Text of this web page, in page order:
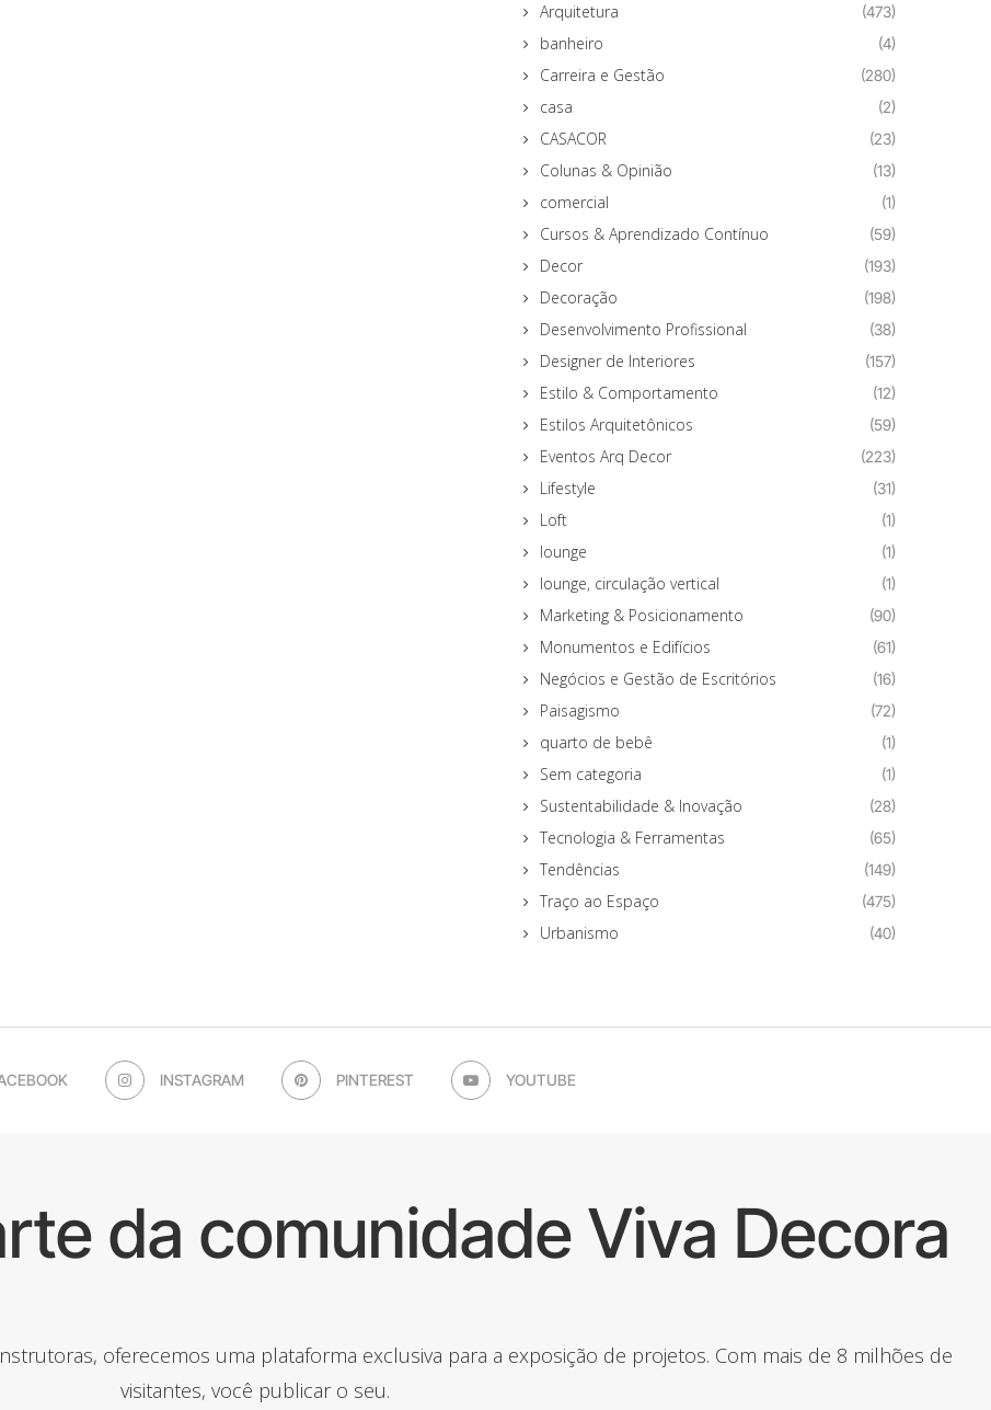
Arquitetura (473)
banheiro (4)
Carreira e Gestão (280)
casa (2)
CASACOR (23)
Colunas & Opinião (13)
comercial (1)
Cursos & Aprendizado Contínuo (59)
Decor (193)
Decoração (198)
Desenvolvimento Profissional (38)
Designer de Interiores (157)
Estilo & Comportamento (12)
Estilos Arquitetônicos (59)
Eventos Arq Decor (223)
Lifestyle (31)
Loft (1)
lounge (1)
lounge, circulação vertical (1)
Marketing & Posicionamento (90)
Monumentos e Edifícios (61)
Negócios e Gestão de Escritórios (16)
Paisagismo (72)
quarto de bebê (1)
Sem categoria (1)
Sustentabilidade & Inovação (28)
Tecnologia & Ferramentas (65)
Tendências (149)
Traço ao Espaço (475)
Urbanismo (40)
INSTAGRAM PINTEREST YOUTUBE
da comunidade Viva Decora
oferecemos uma plataforma exclusiva para a exposição de projetos. Com mais de 8 milhões de
visitantes, você publicar o seu.